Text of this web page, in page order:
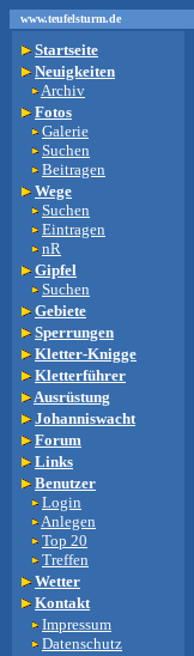
www.teufelsturm.de
Startseite
Neuigkeiten
Archiv
Fotos
Galerie
Suchen
Beitragen
Wege
Suchen
Eintragen
nR
Gipfel
Suchen
Gebiete
Sperrungen
Kletter-Knigge
Kletterführer
Ausrüstung
Johanniswacht
Forum
Links
Benutzer
Login
Anlegen
Top 20
Treffen
Wetter
Kontakt
Impressum
Datenschutz